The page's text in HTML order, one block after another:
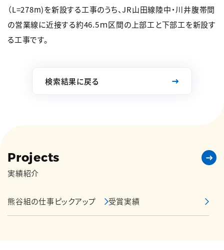
（L=278m)を新設する工事のうち、JR山田線陸中・川井腹帯間
の営業線に近接する約46.5ｍ区間の上部工と下部工を新設す
る工事です。
検索結果に戻る
Projects
実績紹介
熊谷組の仕事ピックアップ 受賞実績